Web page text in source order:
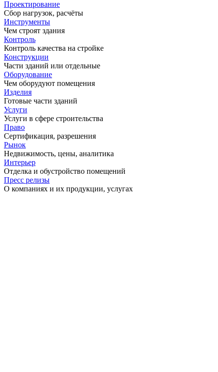
Проектирование
Сбор нагрузок, расчёты
Инструменты
Чем строят здания
Контроль
Контроль качества на стройке
Конструкции
Части зданий или отдельные
Оборудование
Чем оборудуют помещения
Изделия
Готовые части зданий
Услуги
Услуги в сфере строительства
Право
Сертификация, разрешения
Рынок
Недвижимость, цены, аналитика
Интерьер
Отделка и обустройство помещений
Пресс релизы
О компаниях и их продукции, услугах